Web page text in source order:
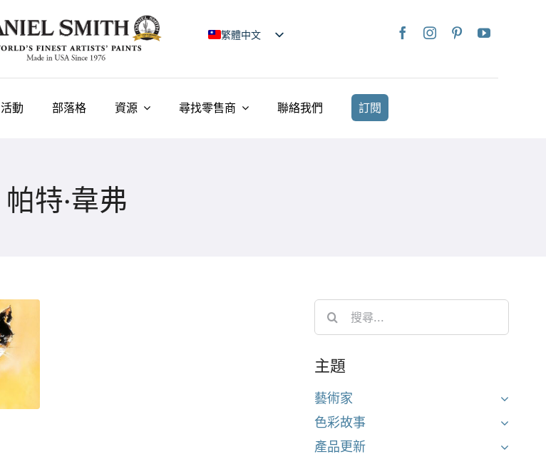
繁體中文
日本語
Français
活動 部落格 資源 尋找零售商 聯絡我們 訂閱
帕特·韋弗
Search
for:
主題
藝術家
色彩故事
產品更新